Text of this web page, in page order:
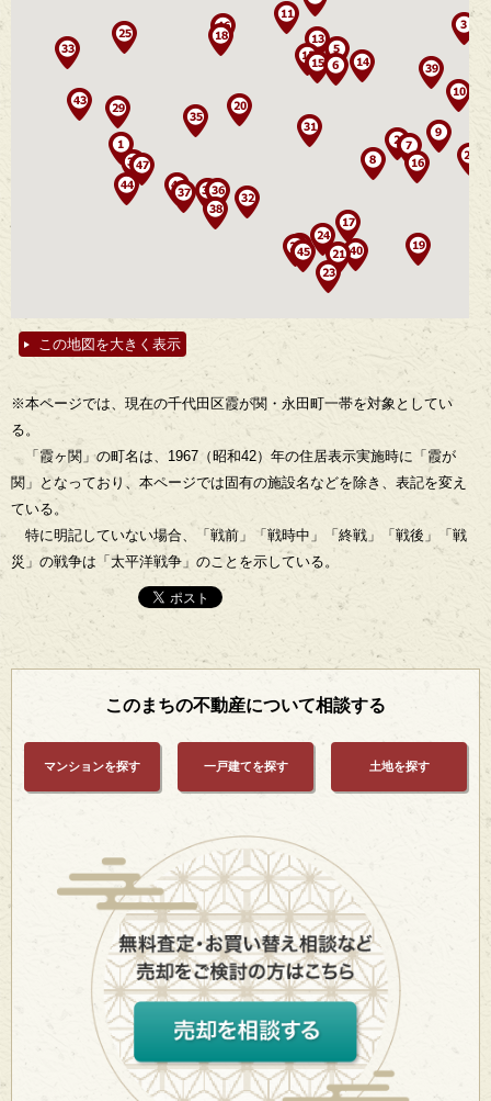
この地図を大きく表示
※本ページでは、現在の千代田区霞が関・永田町一帯を対象としてい
る。
「霞ヶ関」の町名は、1967（昭和42）年の住居表示実施時に「霞が
関」となっており、本ページでは固有の施設名などを除き、表記を変え
ている。
特に明記していない場合、「戦前」「戦時中」「終戦」「戦後」「戦
災」の戦争は「太平洋戦争」のことを示している。
このまちの不動産について相談する
マンションを探す 一戸建てを探す 土地を探す